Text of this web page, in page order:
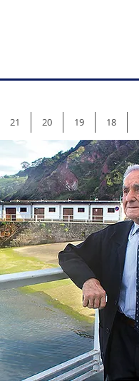
21 20 19 18